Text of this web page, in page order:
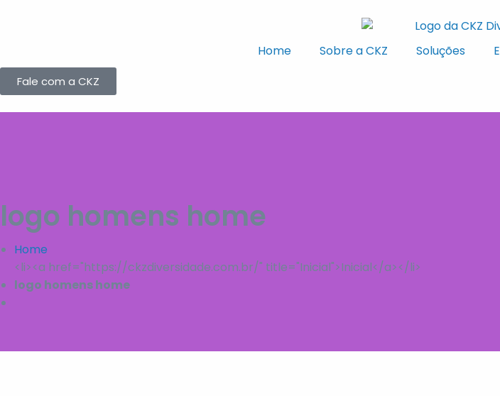
Home Sobre a CKZ Soluções
Fale com a CKZ
logo homens home
Home
<li><a href="https://ckzdiversidade.com.br/" title="Inicial">Inicial</a></li>
logo homens home